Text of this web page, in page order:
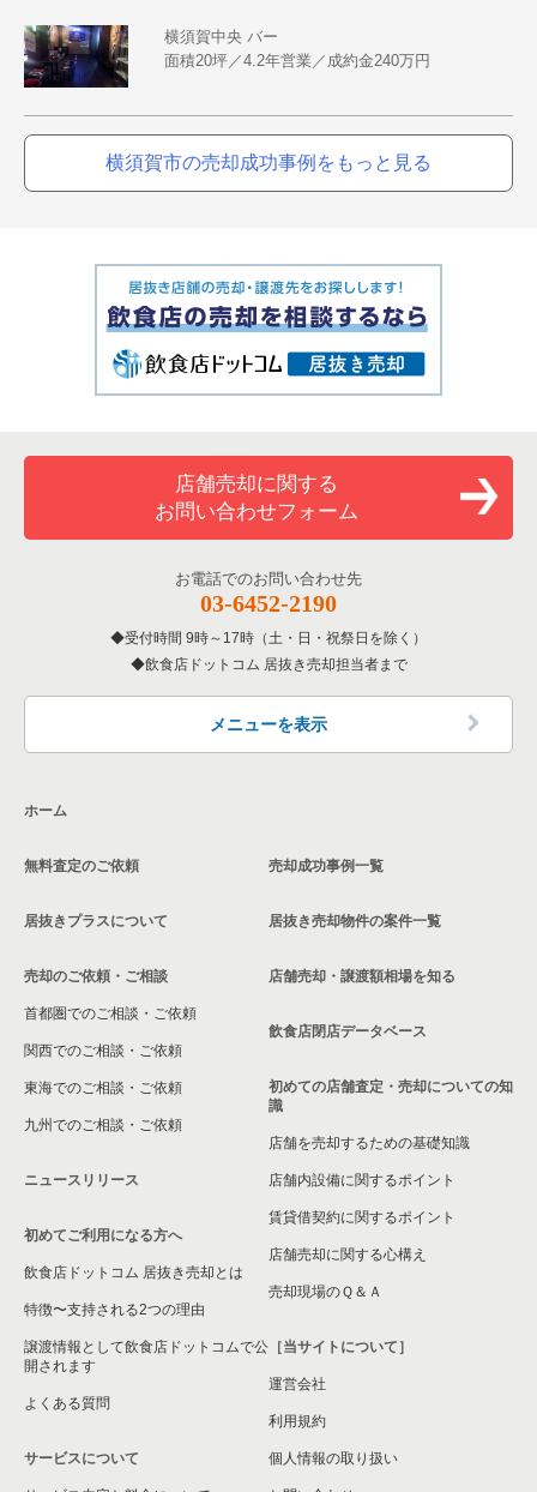
横須賀中央 バー
面積20坪／4.2年営業／成約金240万円
横須賀市の売却成功事例をもっと見る
店舗売却に関する
お問い合わせフォーム
お電話でのお問い合わせ先
03-6452-2190
受付時間 9時～17時（土・日・祝祭日を除く）
飲食店ドットコム 居抜き売却担当者まで
メニューを表示
ホーム
無料査定のご依頼
居抜きプラスについて
売却のご依頼・ご相談
首都圏でのご相談・ご依頼
関西でのご相談・ご依頼
東海でのご相談・ご依頼
九州でのご相談・ご依頼
ニュースリリース
初めてご利用になる方へ
飲食店ドットコム 居抜き売却とは
特徴〜支持される2つの理由
譲渡情報として飲食店ドットコムで公
開されます
よくある質問
サービスについて
売却成功事例一覧
居抜き売却物件の案件一覧
店舗売却・譲渡額相場を知る
飲食店閉店データベース
初めての店舗査定・売却についての知
識
店舗を売却するための基礎知識
店舗内設備に関するポイント
賃貸借契約に関するポイント
店舗売却に関する心構え
売却現場のＱ＆Ａ
［当サイトについて］
運営会社
利用規約
個人情報の取り扱い